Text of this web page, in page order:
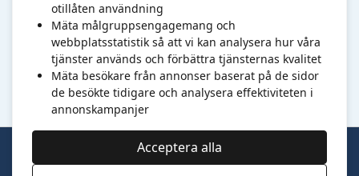
Kontakt
10-6820878
info@foretagsutbildarna.se
Organisationsnr: 769606-7409.
otillåten användning
Mäta målgruppsengagemang och
webbplatsstatistik så att vi kan analysera hur våra
tjänster används och förbättra tjänsternas kvalitet
Mäta besökare från annonser baserat på de sidor
de besökte tidigare och analysera effektiviteten i
annonskampanjer
Acceptera alla